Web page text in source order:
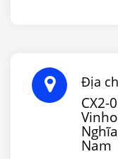
Địa
CX2-
Nam